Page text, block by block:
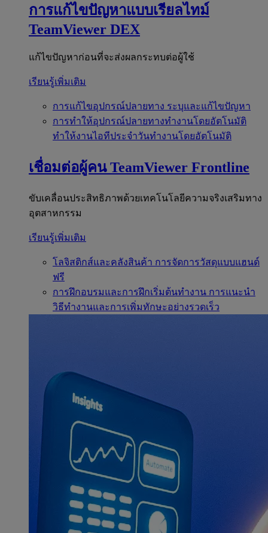
การแก้ไขปัญหาแบบเรียลไทม์
TeamViewer DEX
แก้ไขปัญหาก่อนที่จะส่งผลกระทบต่อผู้ใช้
เรียนรู้เพิ่มเติม
การแก้ไขอุปกรณ์ปลายทาง ระบุและแก้ไขปัญหา
การทำให้อุปกรณ์ปลายทางทำงานโดยอัตโนมัติ
ทำให้งานไอทีประจำวันทำงานโดยอัตโนมัติ
เชื่อมต่อผู้คน TeamViewer Frontline
ขับเคลื่อนประสิทธิภาพด้วยเทคโนโลยีความจริงเสริมทาง
อุตสาหกรรม
เรียนรู้เพิ่มเติม
โลจิสติกส์และคลังสินค้า การจัดการวัสดุแบบแฮนด์
ฟรี
การฝึกอบรมและการฝึกเริ่มต้นทำงาน การแนะนำ
วิธีทำงานและการเพิ่มทักษะอย่างรวดเร็ว